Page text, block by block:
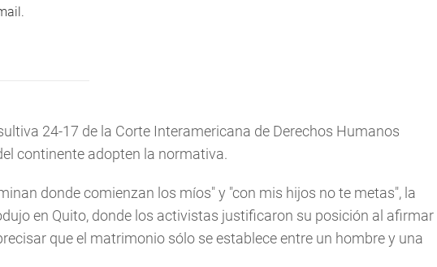
24-17 de la Corte Interamericana de Derechos Humanos
continente adopten la normativa.
donde comienzan los míos" y "con mis hijos no te metas", la
en Quito, donde los activistas justificaron su posición al afirmar
que el matrimonio sólo se establece entre un hombre y una